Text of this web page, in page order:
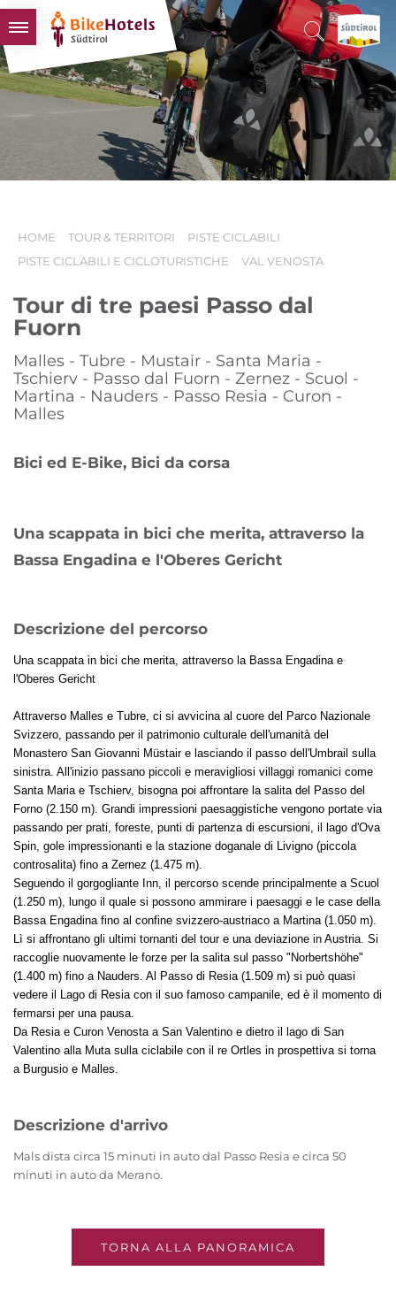
BIKEHOTELS
HOTELS & PACCHETTI
TOUR & TERRITORI
L'ALTO ADIGE & NOI
HOME TOUR & TERRITORI
PISTE CICLABILI
PISTE CICLABILI E CICLOTURISTICHE
VAL VENOSTA
Tour di tre paesi Passo dal
Fuorn
Malles - Tubre - Mustair - Santa Maria -
Tschierv - Passo dal Fuorn - Zernez - Scuol -
Martina - Nauders - Passo Resia - Curon -
Malles
Bici ed E-Bike, Bici da corsa
Una scappata in bici che merita, attraverso la
Bassa Engadina e l'Oberes Gericht
Descrizione del percorso
Una scappata in bici che merita, attraverso la Bassa Engadina e
l'Oberes Gericht
Attraverso Malles e Tubre, ci si avvicina al cuore del Parco Nazionale
Svizzero, passando per il patrimonio culturale dell'umanità del
Monastero San Giovanni Müstair e lasciando il passo dell'Umbrail sulla
sinistra. All'inizio passano piccoli e meravigliosi villaggi romanici come
Santa Maria e Tschierv, bisogna poi affrontare la salita del Passo del
Forno (2.150 m). Grandi impressioni paesaggistiche vengono portate via
passando per prati, foreste, punti di partenza di escursioni, il lago d'Ova
Spin, gole impressionanti e la stazione doganale di Livigno (piccola
controsalita) fino a Zernez (1.475 m).
Seguendo il gorgogliante Inn, il percorso scende principalmente a Scuol
(1.250 m), lungo il quale si possono ammirare i paesaggi e le case della
Bassa Engadina fino al confine svizzero-austriaco a Martina (1.050 m).
Lì si affrontano gli ultimi tornanti del tour e una deviazione in Austria. Si
raccoglie nuovamente le forze per la salita sul passo "Norbertshöhe"
(1.400 m) fino a Nauders. Al Passo di Resia (1.509 m) si può quasi
vedere il Lago di Resia con il suo famoso campanile, ed è il momento di
fermarsi per una pausa.
Da Resia e Curon Venosta a San Valentino e dietro il lago di San
Valentino alla Muta sulla ciclabile con il re Ortles in prospettiva si torna
a Burgusio e Malles.
Descrizione d'arrivo
Mals dista circa 15 minuti in auto dal Passo Resia e circa 50
minuti in auto da Merano.
TORNA ALLA PANORAMICA